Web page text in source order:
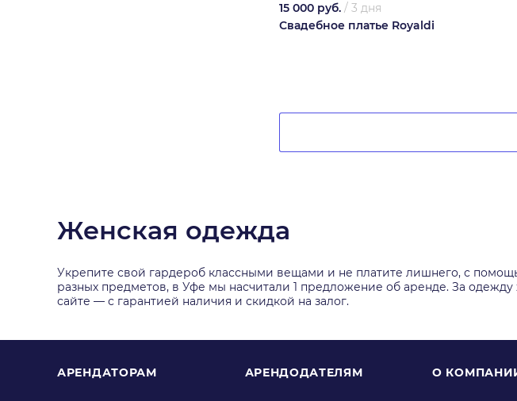
15 000 руб. / 3 дня
Свадебное платье Royaldi
Женская одежда
Укрепите свой гардероб классными вещами и не платите лишнего, с
разных предметов, в Уфе мы насчитали 1 предложение об аренде. За
сайте — с гарантией наличия и скидкой на залог.
АРЕНДАТОРАМ АРЕНДОДАТЕЛЯМ О